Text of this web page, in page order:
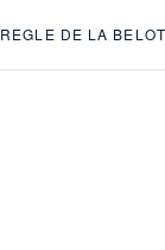
REGLE DE LA